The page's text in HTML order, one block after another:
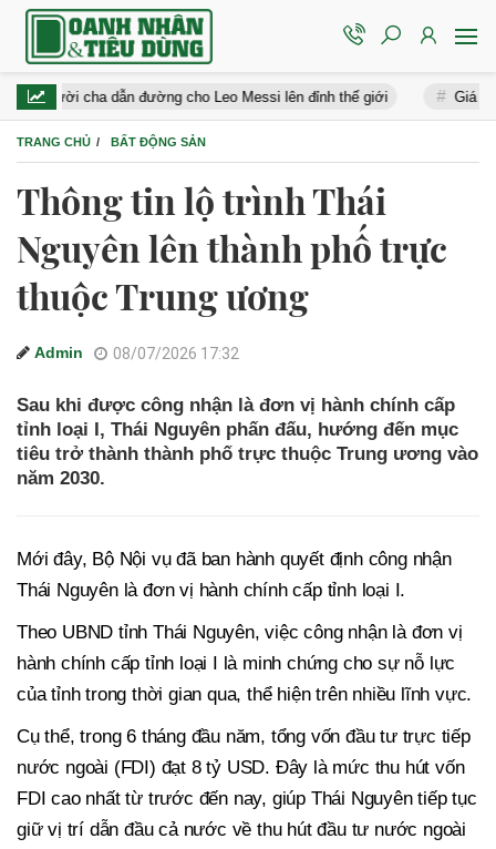
cha dẫn đường cho Leo Messi lên đỉnh thế giới Giá xăng
TRANG CHỦ BẤT ĐỘNG SẢN
Thông tin lộ trình Thái
Nguyên lên thành phố trực
thuộc Trung ương
Admin 08/07/2026 17:32
Sau khi được công nhận là đơn vị hành chính cấp
tỉnh loại I, Thái Nguyên phấn đấu, hướng đến mục
tiêu trở thành thành phố trực thuộc Trung ương vào
năm 2030.
Mới đây, Bộ Nội vụ đã ban hành quyết định công nhận
Thái Nguyên là đơn vị hành chính cấp tỉnh loại I.
Theo UBND tỉnh Thái Nguyên, việc công nhận là đơn vị
hành chính cấp tỉnh loại I là minh chứng cho sự nỗ lực
của tỉnh trong thời gian qua, thể hiện trên nhiều lĩnh vực.
Cụ thể, trong 6 tháng đầu năm, tổng vốn đầu tư trực tiếp
nước ngoài (FDI) đạt 8 tỷ USD. Đây là mức thu hút vốn
FDI cao nhất từ trước đến nay, giúp Thái Nguyên tiếp tục
giữ vị trí dẫn đầu cả nước về thu hút đầu tư nước ngoài